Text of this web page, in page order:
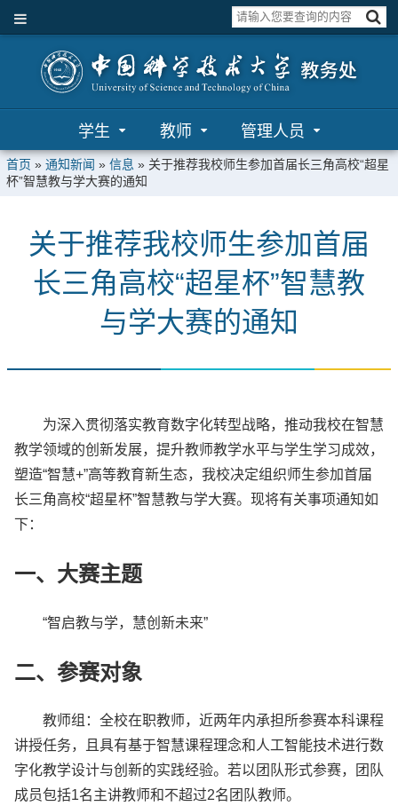
学生 教师 管理人员
首页 » 通知新闻 » 信息 » 关于推荐我校师生参加首届长三角高校“超星
杯”智慧教与学大赛的通知
关于推荐我校师生参加首届
长三角高校“超星杯”智慧教
与学大赛的通知
为深入贯彻落实教育数字化转型战略，推动我校在智慧
教学领域的创新发展，提升教师教学水平与学生学习成效，
塑造“智慧+”高等教育新生态，我校决定组织师生参加首届
长三角高校“超星杯”智慧教与学大赛。现将有关事项通知如
下：
一、大赛主题
“智启教与学，慧创新未来”
二、参赛对象
教师组：全校在职教师，近两年内承担所参赛本科课程
讲授任务，且具有基于智慧课程理念和人工智能技术进行数
字化教学设计与创新的实践经验。若以团队形式参赛，团队
成员包括1名主讲教师和不超过2名团队教师。